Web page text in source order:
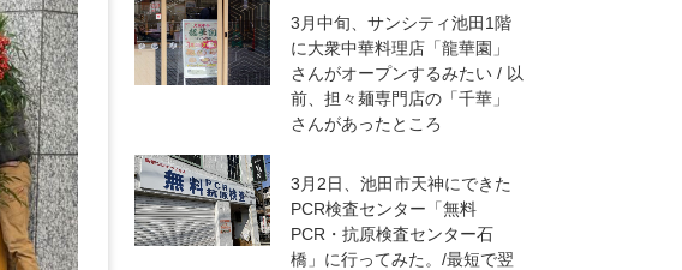
3月中旬、サンシティ池田1階
に大衆中華料理店「龍華園」
さんがオープンするみたい / 以
前、担々麺専門店の「千華」
さんがあったところ
3月2日、池田市天神にできた
PCR検査センター「無料
PCR・抗原検査センター石
橋」に行ってみた。/最短で翌